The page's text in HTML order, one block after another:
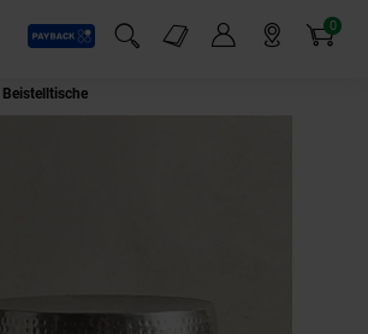
Payback
Suchfeld einblenden
Markt-Angebote 0
Artikel
Beistelltische